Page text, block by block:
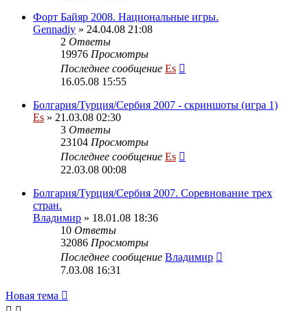
Форт Байяр 2008. Национальные игры.
Gennadiy » 24.04.08 21:08
2 Ответы
19976 Просмотры
Последнее сообщение Es
16.05.08 15:55
Болгария/Турция/Сербия 2007 - скриншоты (игра 1)
Es » 21.03.08 02:30
3 Ответы
23104 Просмотры
Последнее сообщение Es
22.03.08 00:08
Болгария/Турция/Сербия 2007. Соревнование трех
стран.
Владимир » 18.01.08 18:36
10 Ответы
32086 Просмотры
Последнее сообщение Владимир
7.03.08 16:31
Новая тема